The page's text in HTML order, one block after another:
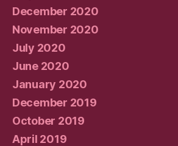
December 2020
November 2020
July 2020
June 2020
January 2020
December 2019
October 2019
April 2019